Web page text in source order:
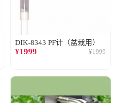
DIK-8343 PF计（盆栽用）
¥1999 ¥1999